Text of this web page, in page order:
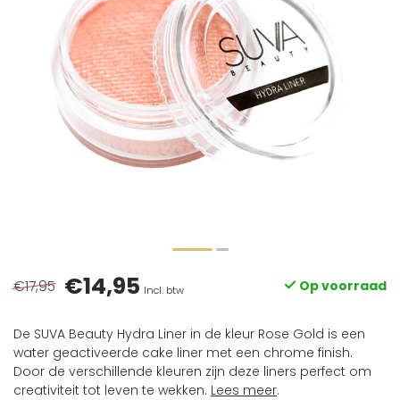
€17,95 €14,95 Incl. btw Op voorraad
De SUVA Beauty Hydra Liner in de kleur Rose Gold is een
water geactiveerde cake liner met een chrome finish.
Door de verschillende kleuren zijn deze liners perfect om
creativiteit tot leven te wekken. Lees meer.